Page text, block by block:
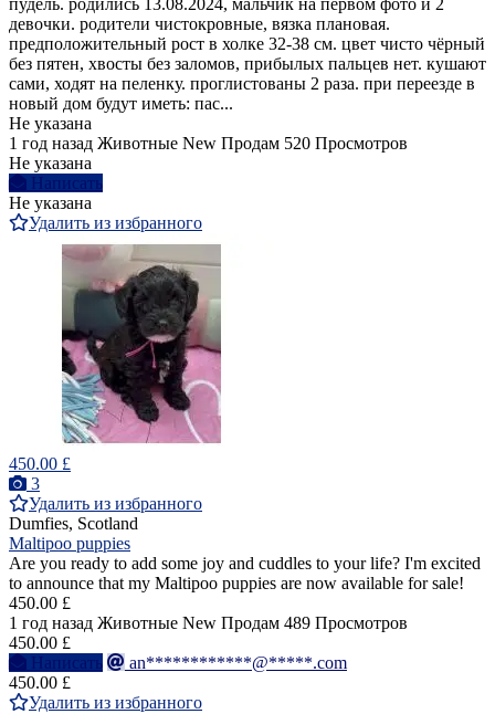
пудель. родились 13.08.2024, мальчик на первом фото и 2
девочки. родители чистокровные, вязка плановая.
предположительный рост в холке 32-38 см. цвет чисто чёрный
без пятен, хвосты без заломов, прибылых пальцев нет. кушают
сами, ходят на пеленку. проглистованы 2 раза. при переезде в
новый дом будут иметь: пас...
Не указана
1 год назад Животные New Продам 520 Просмотров
Не указана
Написать
Не указана
Удалить из избранного
450.00 £
3
Удалить из избранного
Dumfies, Scotland
Maltipoo puppies
Are you ready to add some joy and cuddles to your life? I'm excited
to announce that my Maltipoo puppies are now available for sale!
450.00 £
1 год назад Животные New Продам 489 Просмотров
450.00 £
Написать
an************@*****.com
450.00 £
Удалить из избранного